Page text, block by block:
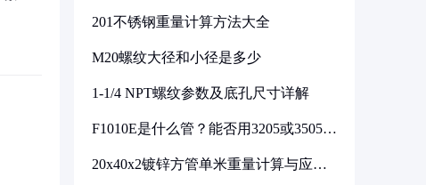
201不锈钢重量计算方法大全
M20螺纹大径和小径是多少
1-1/4 NPT螺纹参数及底孔尺寸详解
F1010E是什么管？能否用3205或3505代
20x40x2镀锌方管单米重量计算与应用